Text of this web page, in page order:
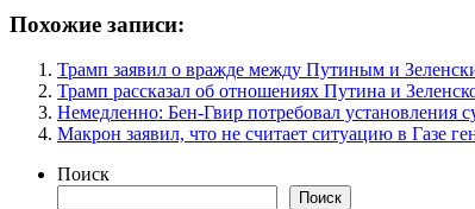
Похожие записи:
Трамп заявил о вражде между Путиным и
Трамп рассказал об отношениях Путина и
Немедленно: Бен-Гвир потребовал установления
Макрон заявил, что не считает ситуацию в Газе
Поиск
Поиск